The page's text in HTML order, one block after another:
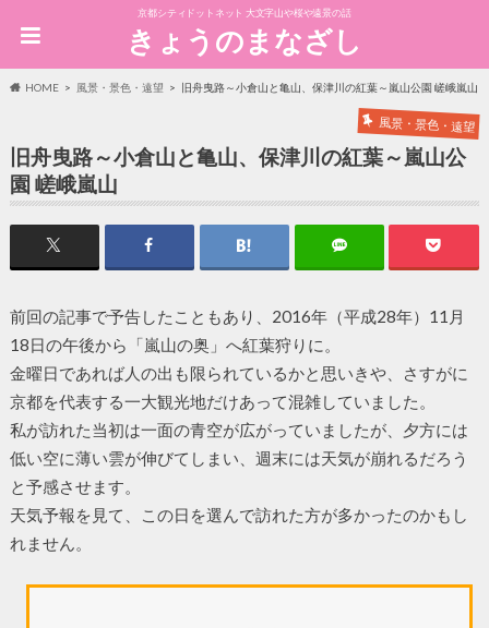
京都シティドットネット 大文字山や桜や遠景の話
きょうのまなざし
HOME 風景・景色・遠望 旧舟曳路～小倉山と亀山、保津川の紅葉～嵐山公園 嵯峨嵐山
風景・景色・遠望
旧舟曳路～小倉山と亀山、保津川の紅葉～嵐山公
園 嵯峨嵐山
前回の記事で予告したこともあり、2016年（平成28年）11月
18日の午後から「嵐山の奥」へ紅葉狩りに。
金曜日であれば人の出も限られているかと思いきや、さすがに
京都を代表する一大観光地だけあって混雑していました。
私が訪れた当初は一面の青空が広がっていましたが、夕方には
低い空に薄い雲が伸びてしまい、週末には天気が崩れるだろう
と予感させます。
天気予報を見て、この日を選んで訪れた方が多かったのかもし
れません。